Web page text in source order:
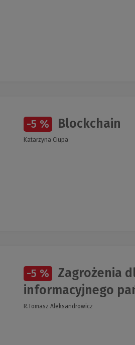
-5 % Blockchain
Katarzyna Ciupa
-5 %
Zagrożenia
informacyjnego
R.Tomasz Aleksandrowicz